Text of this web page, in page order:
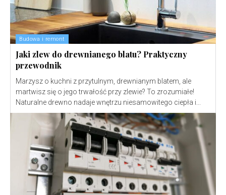
Budowa i remont
Jaki zlew do drewnianego blatu? Praktyczny
przewodnik
Marzysz o kuchni z przytulnym, drewnianym blatem, ale
martwisz się o jego trwałość przy zlewie? To zrozumiałe!
Naturalne drewno nadaje wnętrzu niesamowitego ciepła i...